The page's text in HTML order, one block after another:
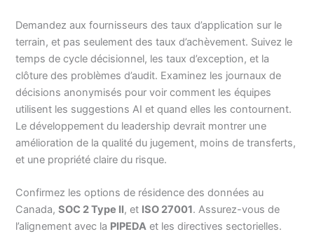
Demandez aux fournisseurs des taux d’application sur le
terrain, et pas seulement des taux d’achèvement. Suivez le
temps de cycle décisionnel, les taux d’exception, et la
clôture des problèmes d’audit. Examinez les journaux de
décisions anonymisés pour voir comment les équipes
utilisent les suggestions AI et quand elles les contournent.
Le développement du leadership devrait montrer une
amélioration de la qualité du jugement, moins de transferts,
et une propriété claire du risque.
Confirmez les options de résidence des données au
Canada,SOC 2 Type II, et ISO 27001. Assurez-vous de
l’alignement avec la PIPEDA et les directives sectorielles.